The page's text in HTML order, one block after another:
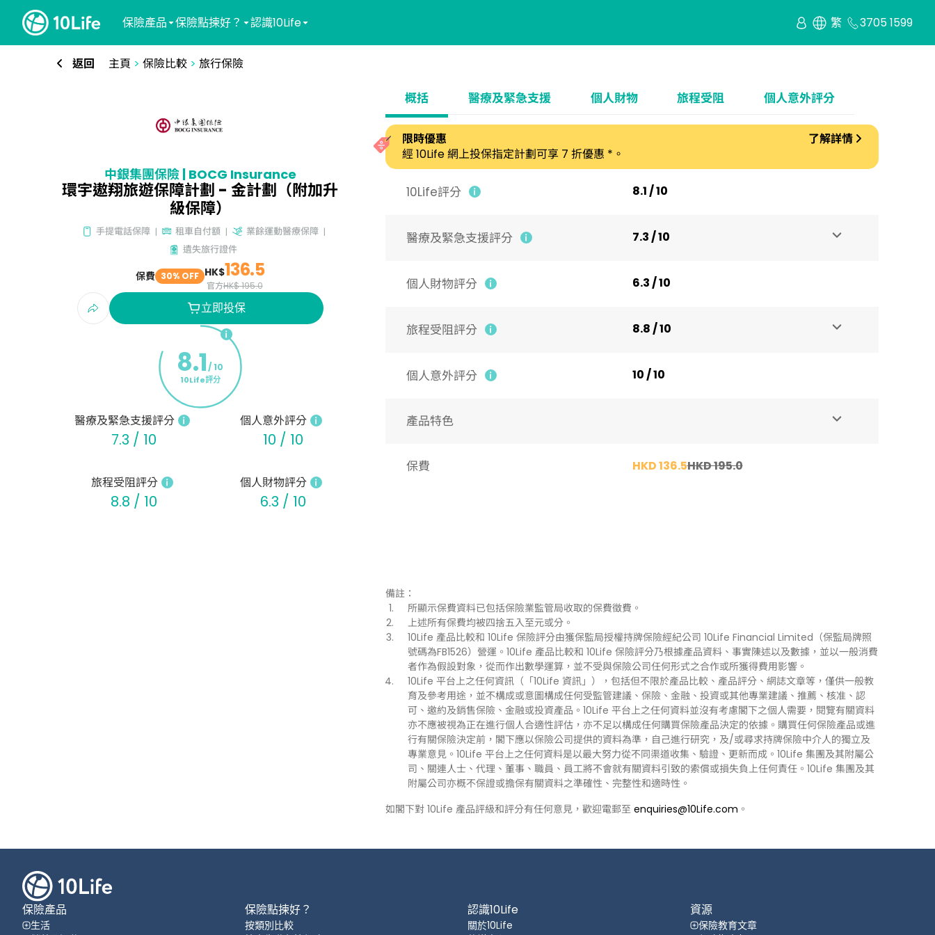
保險產品 保險點揀好？ 認識10Life 繁 3705 1599
返回 主頁 > 保險比較> 旅行保險
中銀集團保險 | BOCG Insurance
環宇遨翔旅遊保障計劃 - 金計劃（附加升
級保障）
手提電話保障 租車自付額
業餘運動醫療保障
遺失旅行證件
保費 30% OFF HK$136.5
官方HK$ 195.0
立即投保
8.1/ 10
10Life評分
醫療及緊急支援評分
7.3 / 10
個人意外評分
10 / 10
旅程受阻評分
8.8 / 10
個人財物評分
6.3 / 10
概括 醫療及緊急支援 個人財物 旅程受阻 個人意外評分​
限時優惠
了解詳情
經 10Life 網上投保指定計劃可享 7 折優惠 *。
10Life評分 8.1 / 10
醫療及緊急支援評分 7.3 / 10
個人財物評分 6.3 / 10
旅程受阻評分 8.8 / 10
個人意外評分 10 / 10
產品特色
保費 HKD 136.5HKD 195.0
備註：
所顯示保費資料已包括保險業監管局收取的保費徵費。
上述所有保費均被四捨五入至元或分。
10Life 產品比較和 10Life 保險評分由獲保監局授權持牌保險經紀公司 10Life Financial Limited（保監局牌照
號碼為FB1526）營運。10Life 產品比較和 10Life 保險評分乃根據產品資料、事實陳述以及數據，並以一般消費
者作為假設對象，從而作出數學運算，並不受與保險公司任何形式之合作或所獲得費用影響。
10Life 平台上之任何資訊（「10Life 資訊」），包括但不限於產品比較、產品評分、網誌文章等，僅供一般教
育及參考用途，並不構成或意圖構成任何受監管建議、保險、金融、投資或其他專業建議、推薦、核准、認
可、邀約及銷售保險、金融或投資產品。10Life 平台上之任何資料並沒有考慮閣下之個人需要，閱覽有關資料
亦不應被視為正在進行個人合適性評估，亦不足以構成任何購買保險產品決定的依據。購買任何保險產品或進
行有關保險決定前，閣下應以保險公司提供的資料為準，自己進行研究，及/或尋求持牌保險中介人的獨立及
專業意見。10Life 平台上之任何資料是以最大努力從不同渠道收集、驗證、更新而成。10Life 集團及其附屬公
司、關連人士、代理、董事、職員、員工將不會就有關資料引致的索償或損失負上任何責任。10Life 集團及其
附屬公司亦概不保證或擔保有關資料之準確性、完整性和適時性。
如閣下對 10Life 產品評級和評分有任何意見，歡迎電郵至 enquiries@10Life.com 。
保險產品
生活
保險點揀好？
按類別比較
認識10Life
關於10Life
資源
保險教育文章